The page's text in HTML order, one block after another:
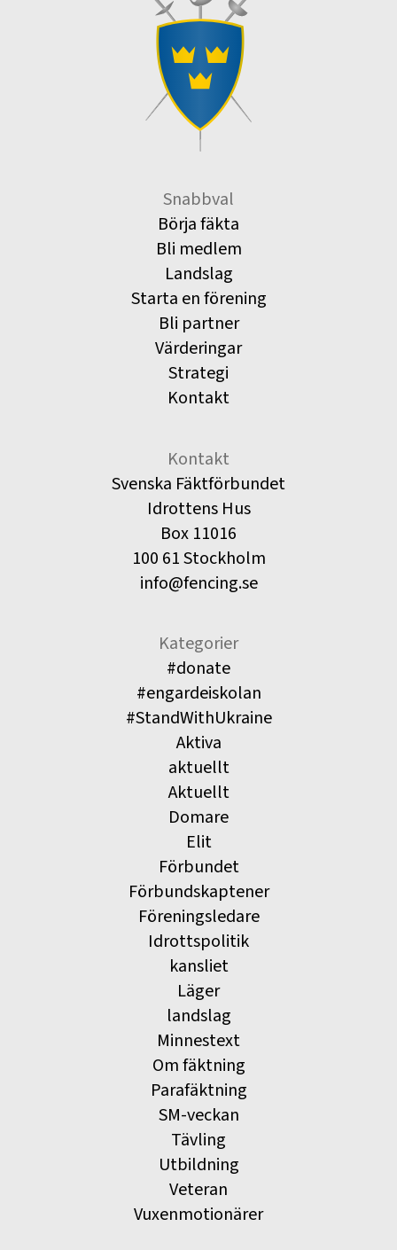
Snabbval
Börja fäkta
Bli medlem
Landslag
Starta en förening
Bli partner
Värderingar
Strategi
Kontakt
Kontakt
Svenska Fäktförbundet
Idrottens Hus
Box 11016
100 61 Stockholm
info@fencing.se
Kategorier
#donate
#engardeiskolan
#StandWithUkraine
Aktiva
aktuellt
Aktuellt
Domare
Elit
Förbundet
Förbundskaptener
Föreningsledare
Idrottspolitik
kansliet
Läger
landslag
Minnestext
Om fäktning
Parafäktning
SM-veckan
Tävling
Utbildning
Veteran
Vuxenmotionärer